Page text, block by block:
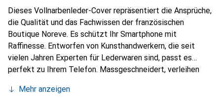
Dieses Vollnarbenleder-Cover repräsentiert die Ansprüche,
die Qualität und das Fachwissen der französischen
Boutique Noreve. Es schützt Ihr Smartphone mit
Raffinesse. Entworfen von Kunsthandwerkern, die seit
vielen Jahren Experten für Lederwaren sind, passt es
perfekt zu Ihrem Telefon. Massgeschneidert, verleihen
zum schicken und unverzichtbaren Accessoire für Ihr
Mehr anzeigen